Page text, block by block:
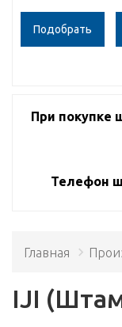
При покупке
Телефон
Главная
IJI